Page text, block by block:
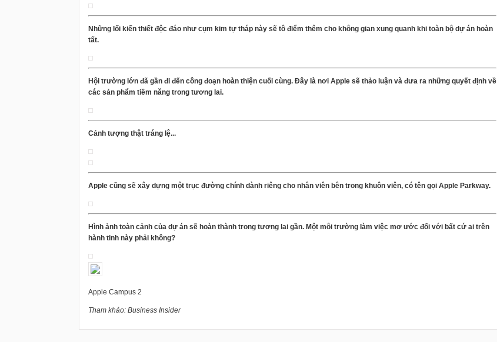
Những lối kiến thiết độc đáo như cụm kim tự tháp này sẽ tô điểm thêm cho không gian xung quanh khi toàn bộ dự án hoàn
tất.
Hội trường lớn đã gần đi đến công đoạn hoàn thiện cuối cùng. Đây là nơi Apple sẽ thảo luận và đưa ra những quyết định về
các sản phẩm tiềm năng trong tương lai.
Cảnh tượng thật tráng lệ...
Apple cũng sẽ xây dựng một trục đường chính dành riêng cho nhân viên bên trong khuôn viên, có tên gọi Apple Parkway.
Hình ảnh toàn cảnh của dự án sẽ hoàn thành trong tương lai gần. Một môi trường làm việc mơ ước đối với bất cứ ai trên
hành tinh này phải không?
Apple Campus 2
Tham khảo: Business Insider